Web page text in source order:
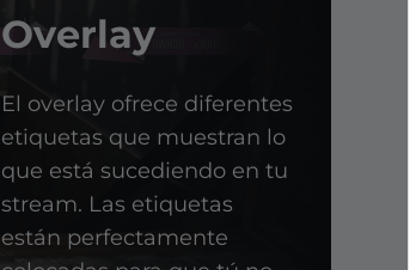
Overlay
El overlay ofrece diferentes
etiquetas que muestran lo
que está sucediendo en tu
stream. Las etiquetas
están perfectamente